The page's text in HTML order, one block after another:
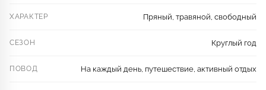
ХАРАКТЕР Пряный, травяной, свободный
СЕЗОН Круглый год
ПОВОД На каждый день, путешествие, активный отдых